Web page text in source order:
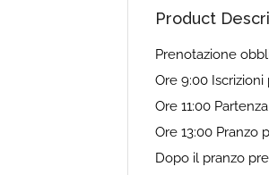
Product
Prenotazione
Ore 9:00
Ore 11:00
Ore 13:00 Pranzo
Dopo il pranzo